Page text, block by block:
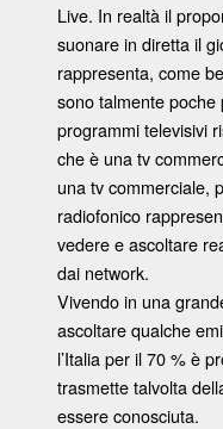
Live. In realtà il
suonare in diretta il
rappresenta, come
sono talmente
programmi televisivi
che è una tv
una tv commerciale,
radiofonico
vedere e ascoltare
dai network.
Vivendo in una
ascoltare qualche
l’Italia per il 70 % è
trasmette talvolta
essere conosciuta.